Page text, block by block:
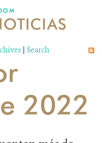
QUEJAS Y RECLAMOS
| Search
2022